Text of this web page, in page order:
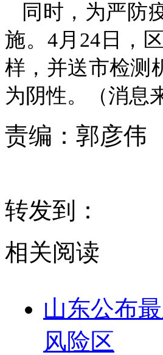
同时，为严防
施。4月24日，
样，并送市检测
为阴性。（消息
责编： 郭彦伟
转发到：
相关阅读
山东公布
风险区